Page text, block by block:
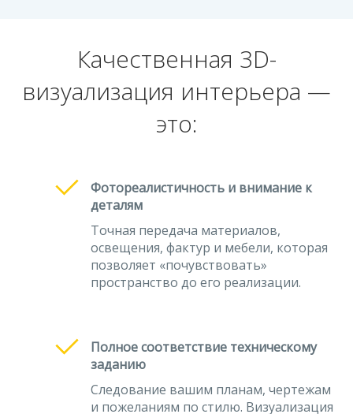
Качественная 3D-
визуализация интерьера —
это:
Фотореалистичность и внимание к
деталям
Точная передача материалов,
освещения, фактур и мебели, которая
позволяет «почувствовать»
пространство до его реализации.
Полное соответствие техническому
заданию
Следование вашим планам, чертежам
и пожеланиям по стилю. Визуализация